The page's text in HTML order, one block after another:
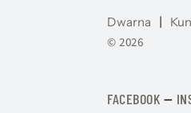
Dwarna |
© 2026
FACEBOOK —